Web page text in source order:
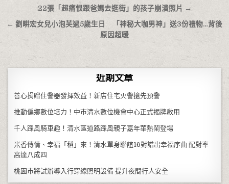
文章導覽22張「超痛恨跟爸媽去逛街」的孩子崩潰照片 →
← 劉畊宏女兒小泡芙過5歲生日 「神秘大咖男神」送3份禮物…背後
原因超暖
近期文章
善心捐贈住警器發揮效益！新店住宅火警搶先預警
推動偏鄉數位培力！中市清水數位機會中心正式揭牌啟用
千人踩風騎車趣！清水區道路踩風親子嘉年華熱鬧登場
米香傳情、幸福「稻」來！清水單身聯誼16對譜出幸福序曲 配對率
高達八成四
桃園市將試辦導入行穿線照明設備 提升夜間行人安全